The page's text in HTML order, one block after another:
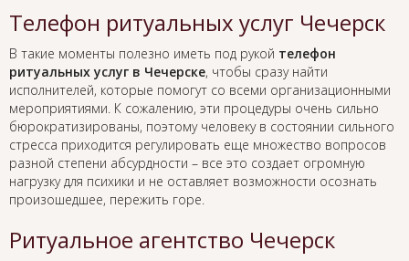
Телефон ритуальных услуг Чечерск
В такие моменты полезно иметь под рукой телефон
ритуальных услуг в Чечерске, чтобы сразу найти
исполнителей, которые помогут со всеми организационными
мероприятиями. К сожалению, эти процедуры очень сильно
бюрократизированы, поэтому человеку в состоянии сильного
стресса приходится регулировать еще множество вопросов
разной степени абсурдности – все это создает огромную
нагрузку для психики и не оставляет возможности осознать
произошедшее, пережить горе.
Ритуальное агентство Чечерск